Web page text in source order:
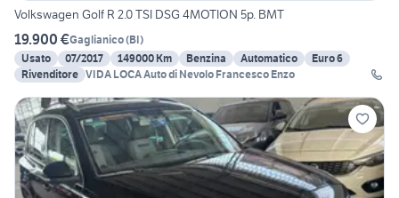
Volkswagen Golf R 2.0 TSI DSG 4MOTION 5p. BMT
19.900 €Gaglianico(BI)
Usato
07/2017 149000 Km Benzina Automatico
Euro 6
Rivenditore
VIDA LOCA Auto di Nevolo Francesco Enzo